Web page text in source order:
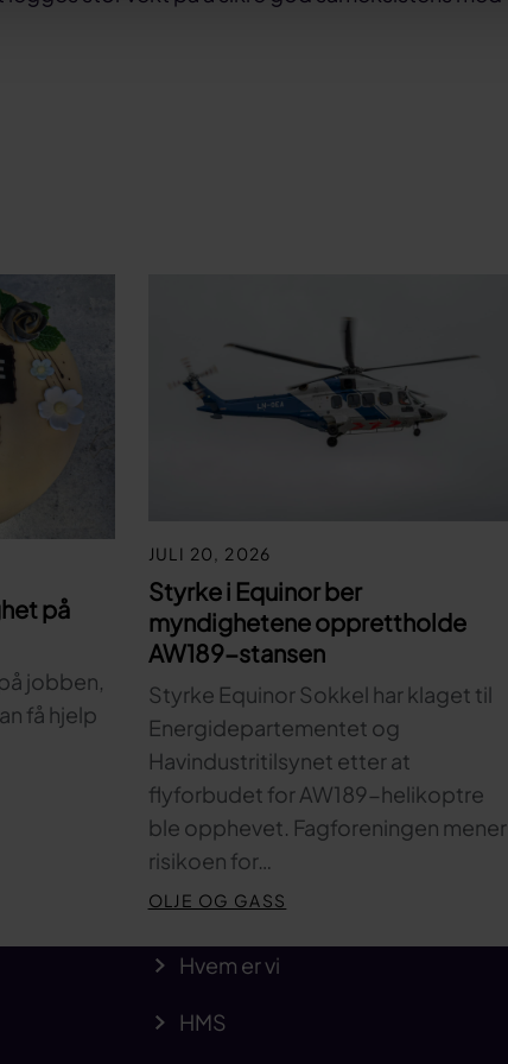
på
jobben,
få hjelp
JULI 20, 2026
Styrke i Equinor ber
myndighetene opprettholde
AW189-stansen
Styrke Equinor Sokkel har klaget til
Energidepartementet og
Havindustritilsynet etter at
flyforbudet for AW189-helikoptre
ble opphevet. Fagforeningen mener
risikoen for…
OLJE OG GASS
Hvem er vi
HMS